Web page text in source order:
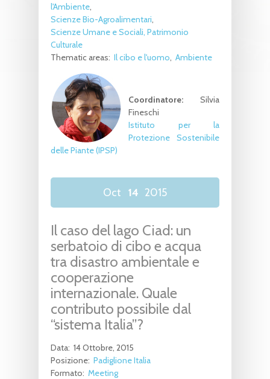
l'Ambiente
Scienze Bio-Agroalimentari
Scienze Umane e Sociali, Patrimonio
Culturale
Thematic areas: Il cibo e l'uomo Ambiente
Coordinatore: Silvia
Fineschi
Istituto per la
Protezione Sostenibile
delle Piante (IPSP)
Oct 14 2015
Il caso del lago Ciad: un
serbatoio di cibo e acqua
tra disastro ambientale e
cooperazione
internazionale. Quale
contributo possibile dal
“sistema Italia”?
Data: 14 Ottobre, 2015
Posizione: Padiglione Italia
Formato: Meeting